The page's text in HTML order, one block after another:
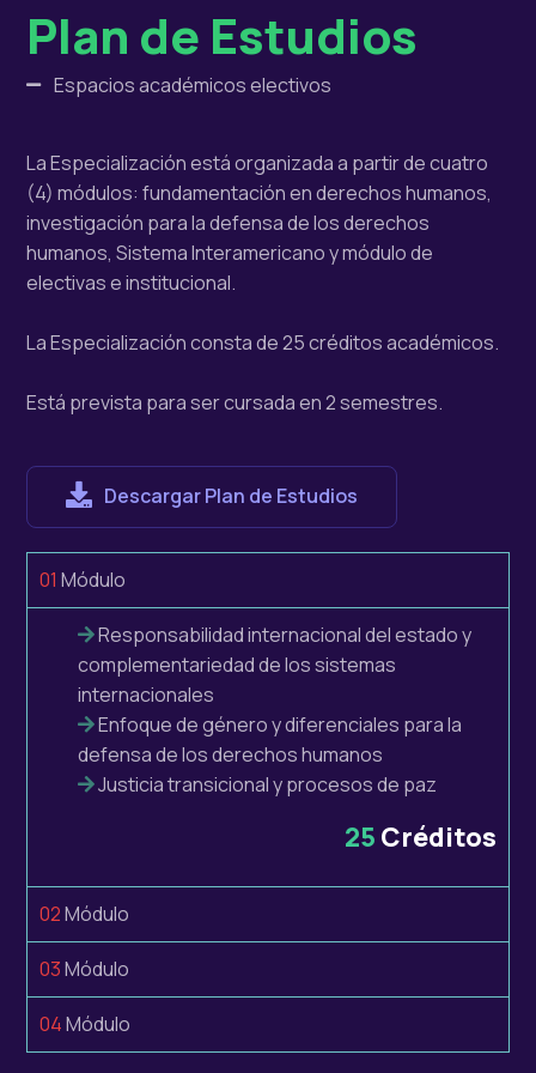
Plan de Estudios
Espacios académicos electivos
La Especialización está organizada a partir de cuatro
(4) módulos: fundamentación en derechos humanos,
investigación para la defensa de los derechos
humanos, Sistema Interamericano y módulo de
electivas e institucional.
La Especialización consta de 25 créditos académicos.
Está prevista para ser cursada en 2 semestres.
Descargar Plan de Estudios
01 Módulo
Responsabilidad internacional del estado y
complementariedad de los sistemas
internacionales
Enfoque de género y diferenciales para la
defensa de los derechos humanos
Justicia transicional y procesos de paz
25 Créditos
02Módulo
03Módulo
04Módulo